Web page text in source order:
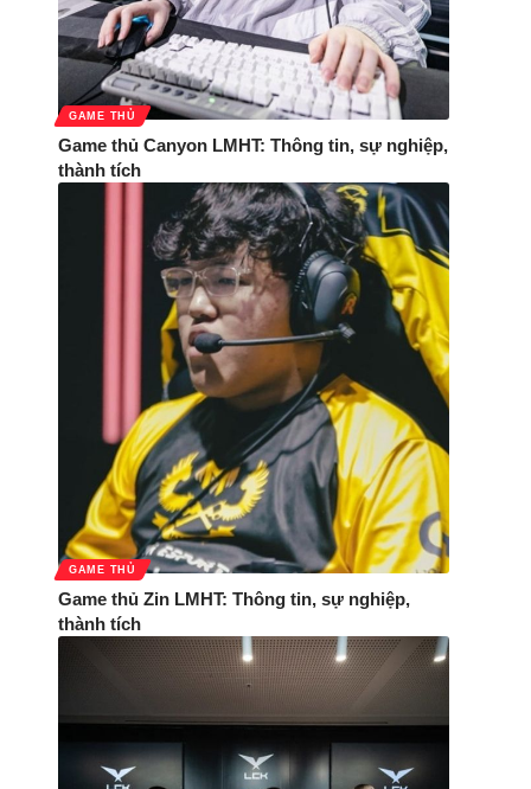
GAME THỦ
Game thủ Canyon LMHT: Thông tin, sự nghiệp,
thành tích
GAME THỦ
Game thủ Zin LMHT: Thông tin, sự nghiệp,
thành tích